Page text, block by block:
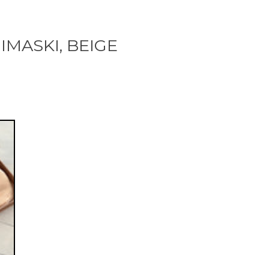
BEIGE